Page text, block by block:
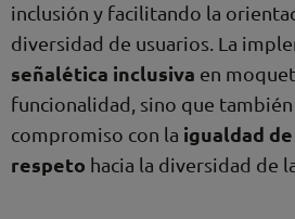
inclusión y facilitando la
diversidad de usuarios. La
señalética inclusiva en
funcionalidad, sino que
compromiso con la igualdad
respeto hacia la diversidad de